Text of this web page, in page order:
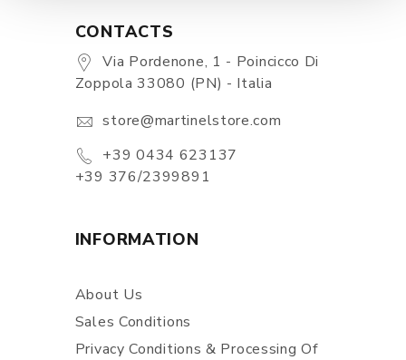
CONTACTS
Via Pordenone, 1 - Poincicco Di
Zoppola 33080 (PN) - Italia
store@martinelstore.com
+39 0434 623137
+39 376/2399891
INFORMATION
About Us
Sales Conditions
Privacy Conditions & Processing Of